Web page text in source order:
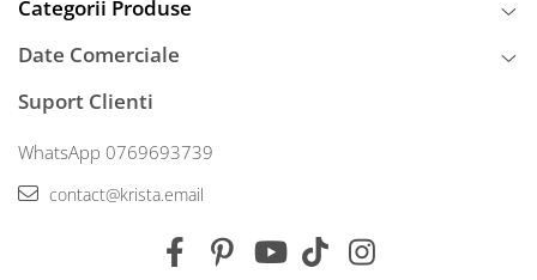
Categorii Produse
Date Comerciale
Suport Clienti
WhatsApp 0769693739
contact@krista.email